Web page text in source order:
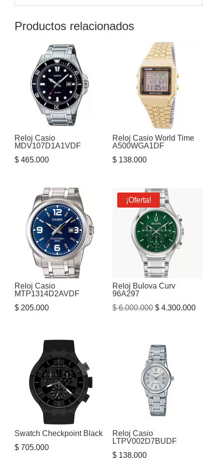
Productos relacionados
Reloj Casio
MDV107D1A1VDF
$ 465.000
Reloj Casio World Time
A500WGA1DF
$138.000
Reloj Casio
MTP1314D2AVDF
$ 205.000
¡Oferta!
Reloj Bulova Curv
96A297
$6.000.000 El
era:
$ 6.000.000.
$4.300.000El
Swatch Checkpoint Black
$ 705.000
Reloj Casio
LTPV002D7BUDF
$138.000